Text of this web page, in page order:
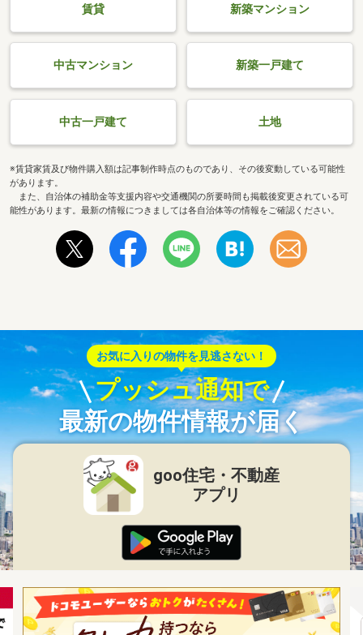
賃貸 新築マンション
中古マンション 新築一戸建て
中古一戸建て 土地
※賃貸家賃及び物件購入額は記事制作時点のものであり、その後変動している可能性
があります。
また、自治体の補助金等支援内容や交通機関の所要時間も掲載後変更されている可
能性があります。最新の情報につきましては各自治体等の情報をご確認ください。
お気に入りの物件を見逃さない！
プッシュ通知で
最新の物件情報が届く
goo住宅・不動産
アプリ